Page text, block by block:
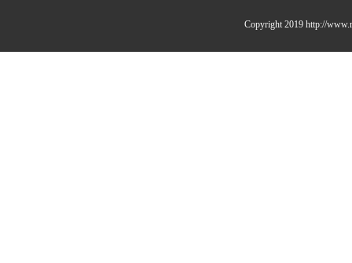
Copyright 2019 http://